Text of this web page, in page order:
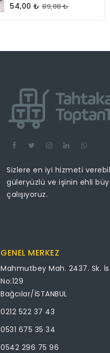
54,00 ₺ 89,88 ₺
Sizlere en iyi hizmeti
güleryüzlü ve işinin ehli
çalışıyoruz.
GENEL MERKEZ
Mahmutbey Mah. 2437. Sk.
No:129
Bağcılar/İSTANBUL
0212 522 37 43
0531 675 35 34
0542 296 75 96